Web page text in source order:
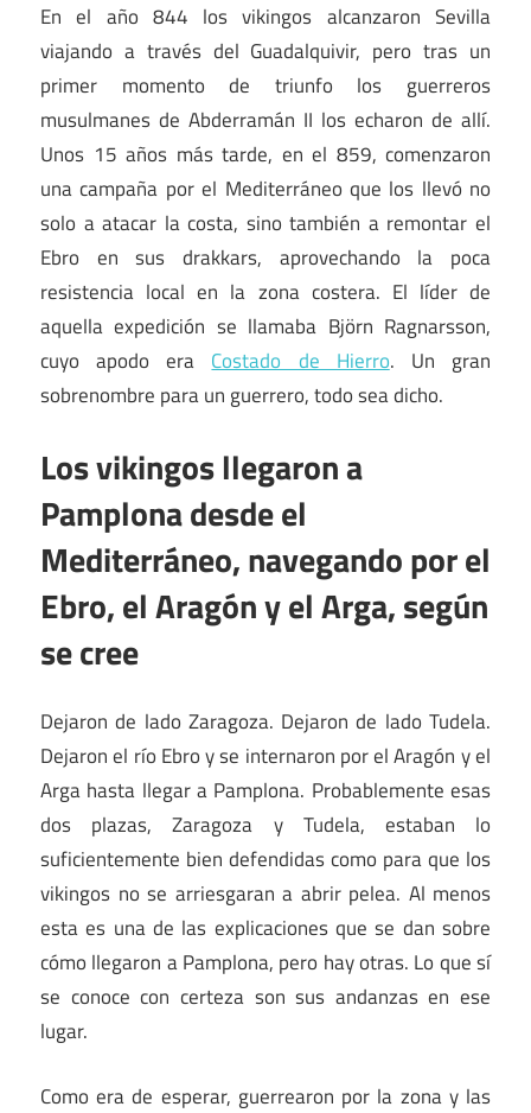
En el año 844 los vikingos alcanzaron Sevilla
viajando a través del Guadalquivir, pero tras un
primer momento de triunfo los guerreros
musulmanes de Abderramán II los echaron de allí.
Unos 15 años más tarde, en el 859, comenzaron
una campaña por el Mediterráneo que los llevó no
solo a atacar la costa, sino también a remontar el
Ebro en sus drakkars, aprovechando la poca
resistencia local en la zona costera. El líder de
aquella expedición se llamaba Björn Ragnarsson,
cuyo apodo era Costado de Hierro. Un gran
sobrenombre para un guerrero, todo sea dicho.
Los vikingos llegaron a
Pamplona desde el
Mediterráneo, navegando por el
Ebro, el Aragón y el Arga, según
se cree
Dejaron de lado Zaragoza. Dejaron de lado Tudela.
Dejaron el río Ebro y se internaron por el Aragón y el
Arga hasta llegar a Pamplona. Probablemente esas
dos plazas, Zaragoza y Tudela, estaban lo
suficientemente bien defendidas como para que los
vikingos no se arriesgaran a abrir pelea. Al menos
esta es una de las explicaciones que se dan sobre
cómo llegaron a Pamplona, pero hay otras. Lo que sí
se conoce con certeza son sus andanzas en ese
lugar.
Como era de esperar, guerrearon por la zona y las